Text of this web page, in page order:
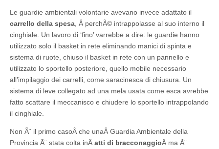
Le guardie ambientali volontarie avevano invece adattato il
carrello della spesa, Â perchÃ© intrappolasse al suo interno il
cinghiale. Un lavoro di ‘fino’ varrebbe a dire: le guardie hanno
utilizzato solo il basket in rete eliminando manici di spinta e
sistema di ruote, chiuso il basket in rete con un pannello e
utilizzato lo sportello posteriore, quello mobile necessario
all’impilaggio dei carrelli, come saracinesca di chiusura. Un
sistema di leve collegato ad una mela usata come esca avrebbe
fatto scattare il meccanisco e chiudere lo sportello intrappolando
il cinghiale.
Non Ã¨ il primo casoÂ che unaÂ Guardia Ambientale della
Provincia Ã¨ stata colta inÂ atti di bracconaggioÂ ma Ã¨